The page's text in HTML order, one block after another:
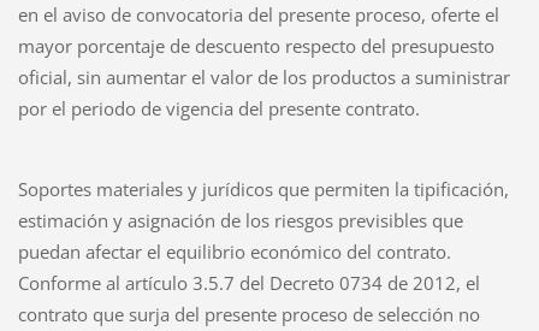
en el aviso de convocatoria del presente proceso, oferte el
mayor porcentaje de descuento respecto del presupuesto
oficial, sin aumentar el valor de los productos a suministrar
por el periodo de vigencia del presente contrato.
Soportes materiales y jurídicos que permiten la tipificación,
estimación y asignación de los riesgos previsibles que
puedan afectar el equilibrio económico del contrato.
Conforme al artículo 3.5.7 del Decreto 0734 de 2012, el
contrato que surja del presente proceso de selección no